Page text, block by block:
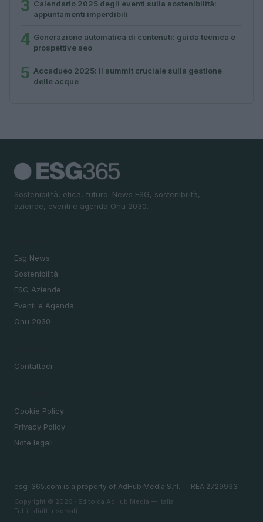
3 Calendario 2025 degli eventi sulla sostenibilità:
appuntamenti imperdibili
4 Generazione automatica di contenuti: guida tecnica e
prospettive seo
5 Accadueo 2025: il summit cruciale sulla gestione
delle acque
Sostenibilità, etica, futuro. News ESG, sostenibilità,
aziende, eventi e agenda Onu 2030.
Esg News
Sostenibilità
ESG Aziende
Eventi e Agenda
Onu 2030
Contattaci
Cookie Policy
Privacy Policy
Note legali
esg-365.com is a property of AdHub Media S.r.l. — REA 2729933
Copyright © 2026 · Edito da AdHub Media — Italia
Tutti i diritti riservati